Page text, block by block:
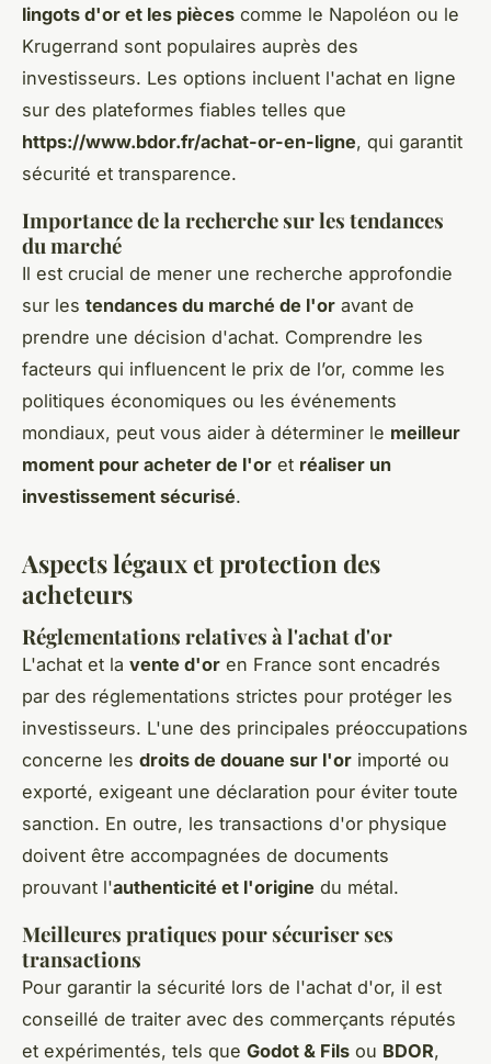
lingots d'or et les pièces comme le Napoléon ou le
Krugerrand sont populaires auprès des
investisseurs. Les options incluent l'achat en ligne
sur des plateformes fiables telles que
https://www.bdor.fr/achat-or-en-ligne, qui garantit
sécurité et transparence.
Importance de la recherche sur les tendances
du marché
Il est crucial de mener une recherche approfondie
sur les tendances du marché de l'or avant de
prendre une décision d'achat. Comprendre les
facteurs qui influencent le prix de l’or, comme les
politiques économiques ou les événements
mondiaux, peut vous aider à déterminer le meilleur
moment pour acheter de l'or et réaliser un
investissement sécurisé.
Aspects légaux et protection des
acheteurs
Réglementations relatives à l'achat d'or
L'achat et la vente d'or en France sont encadrés
par des réglementations strictes pour protéger les
investisseurs. L'une des principales préoccupations
concerne les droits de douane sur l'or importé ou
exporté, exigeant une déclaration pour éviter toute
sanction. En outre, les transactions d'or physique
doivent être accompagnées de documents
prouvant l'authenticité et l'origine du métal.
Meilleures pratiques pour sécuriser ses
transactions
Pour garantir la sécurité lors de l'achat d'or, il est
conseillé de traiter avec des commerçants réputés
et expérimentés, tels que Godot & Fils ou BDOR,